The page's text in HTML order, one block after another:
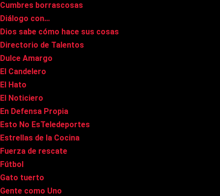
Cumbres borrascosas
Diálogo con…
Dios sabe cómo hace sus cosas
Directorio de Talentos
Dulce Amargo
El Candelero
El Hato
El Noticiero
En Defensa Propia
Esto No EsTeledeportes
Estrellas de la Cocina
Fuerza de rescate
Fútbol
Gato tuerto
Gente como Uno